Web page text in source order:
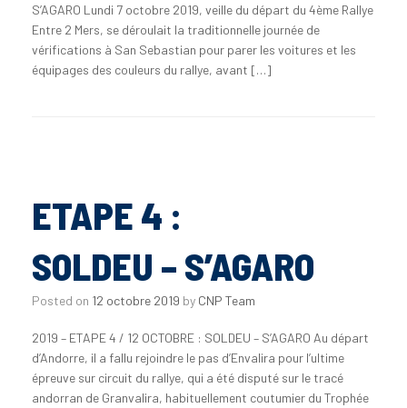
S’AGARO Lundi 7 octobre 2019, veille du départ du 4ème Rallye
Entre 2 Mers, se déroulait la traditionnelle journée de
vérifications à San Sebastian pour parer les voitures et les
équipages des couleurs du rallye, avant […]
ETAPE 4 :
SOLDEU – S’AGARO
Posted on 12 octobre 2019 by CNP Team
2019 – ETAPE 4 / 12 OCTOBRE : SOLDEU – S’AGARO Au départ
d’Andorre, il a fallu rejoindre le pas d’Envalira pour l’ultime
épreuve sur circuit du rallye, qui a été disputé sur le tracé
andorran de Granvalira, habituellement coutumier du Trophée